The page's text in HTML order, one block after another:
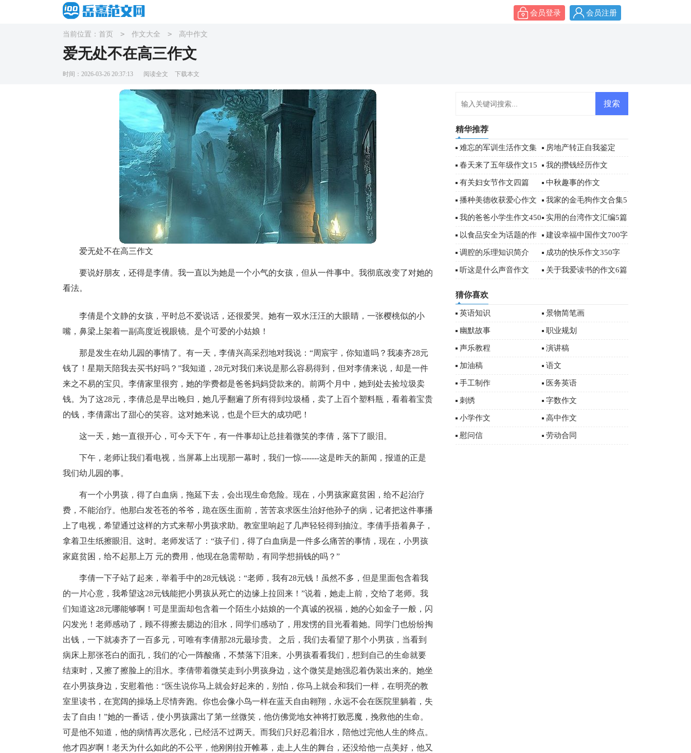
会员登录 会员注册
当前位置： 首页 > 作文大全 > 高中作文
爱无处不在高三作文
时间：2026-03-26 20:37:13 阅读全文 下载本文
爱无处不在高三作文
要说好朋友，还得是李倩。我一直以为她是一个小气的女孩，但从一件事中。我彻底改变了对她的
看法。
李倩是个文静的女孩，平时总不爱说话，还很爱哭。她有一双水汪汪的大眼睛，一张樱桃似的小
嘴，鼻梁上架着一副高度近视眼镜。是个可爱的小姑娘！
那是发生在幼儿园的事情了。有一天，李倩兴高采烈地对我说：“周宸宇，你知道吗？我凑齐28元
钱了！星期天陪我去买书好吗？”我知道，28元对我们来说是那么容易得到，但对李倩来说，却是一件
来之不易的宝贝。李倩家里很穷，她的学费都是爸爸妈妈贷款来的。前两个月中，她到处去捡垃圾卖
钱。为了这28元，李倩总是早出晚归，她几乎翻遍了所有得到垃圾桶，卖了上百个塑料瓶，看着着宝贵
的钱，李倩露出了甜心的笑容。这对她来说，也是个巨大的成功吧！
这一天，她一直很开心，可今天下午，有一件事却让总挂着微笑的李倩，落下了眼泪。
下午，老师让我们看电视，当屏幕上出现那一幕时，我们一惊-------这是昨天的新闻，报道的正是
我们幼儿园的事。
有一个小男孩，得了白血病，拖延下去，会出现生命危险。现在，小男孩家庭贫困，给不起治疗
费，不能治疗。他那白发苍苍的爷爷，跪在医生面前，苦苦哀求医生治好他孙子的病，记者把这件事播
上了电视，希望通过这样的方式来帮小男孩求助。教室里响起了几声轻轻得到抽泣。李倩手捂着鼻子，
拿着卫生纸擦眼泪。这时。老师发话了：“孩子们，得了白血病是一件多么痛苦的事情，现在，小男孩
家庭贫困，给不起那上万 元的费用，他现在急需帮助，有同学想捐钱的吗？”
李倩一下子站了起来，举着手中的28元钱说：“老师，我有28元钱！虽然不多，但是里面包含着我
的一片心意，我希望这28元钱能把小男孩从死亡的边缘上拉回来！”说着，她走上前，交给了老师。我
们知道这28元哪能够啊！可是里面却包含着一个陌生小姑娘的一个真诚的祝福，她的心如金子一般，闪
闪发光！老师感动了，顾不得擦去腮边的泪水，同学们感动了，用发愣的目光看着她。同学门也纷纷掏
出钱，一下就凑齐了一百多元，可唯有李倩那28元最珍贵。 之后，我们去看望了那个小男孩，当看到
病床上那张苍白的面孔，我们的'心一阵酸痛，不禁落下泪来。小男孩看看我们，想到自己的生命就要
结束时，又擦了擦脸上的泪水。李倩带着微笑走到小男孩身边，这个微笑是她强忍着伪装出来的。她坐
在小男孩身边，安慰着他：“医生说你马上就会好起来的，别怕，你马上就会和我们一样，在明亮的教
室里读书，在宽阔的操场上尽情奔跑。你也会像小鸟一样在蓝天自由翱翔，永远不会在医院里躺着，失
去了自由！”她的一番话，使小男孩露出了第一丝微笑，他仿佛觉地女神将打败恶魔，挽救他的生命。
可是他不知道，他的病情再次恶化，已经活不过两天。而我们只好忍着泪水，陪他过完他人生的终点。
他才四岁啊！老天为什么如此的不公平，他刚刚拉开帷幕，走上人生的舞台，还没给他一点美好，他又
精华推荐
难忘的军训生活作文集
合6篇
房地产转正自我鉴定
春天来了五年级作文15
篇
我的攒钱经历作文
有关妇女节作文四篇 中秋趣事的作文
播种美德收获爱心作文 我家的金毛狗作文合集5
篇
我的爸爸小学生作文450
字
实用的台湾作文汇编5篇
以食品安全为话题的作
文
建设幸福中国作文700字
调腔的乐理知识简介 成功的快乐作文350字
听这是什么声音作文 关于我爱读书的作文6篇
猜你喜欢
英语知识 景物简笔画
幽默故事 职业规划
声乐教程 演讲稿
加油稿 语文
手工制作 医务英语
刺绣 字数作文
小学作文 高中作文
慰问信 劳动合同